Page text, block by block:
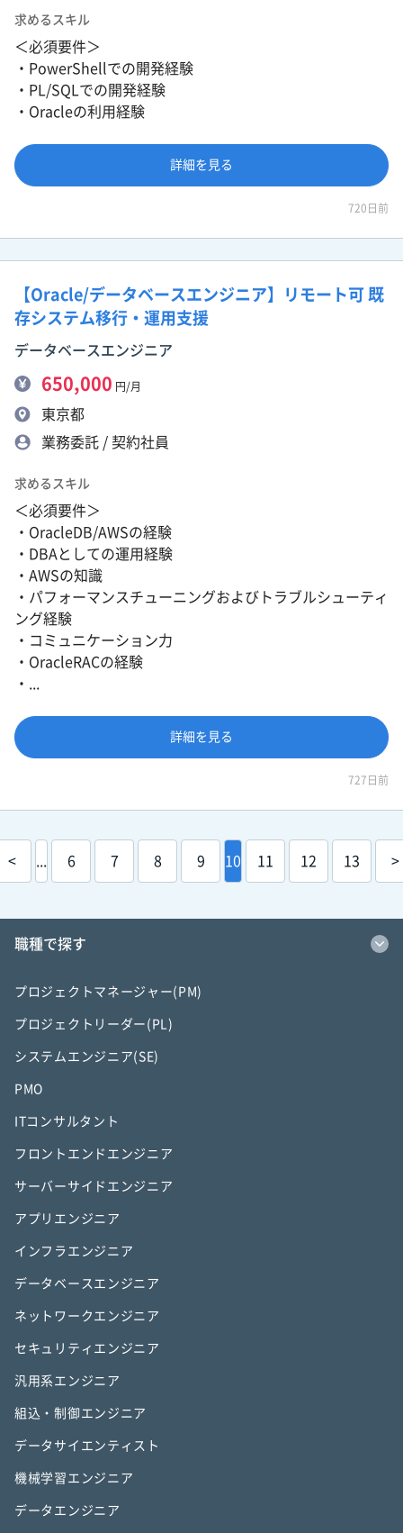
求めるスキル
＜必須要件＞
・PowerShellでの開発経験
・PL/SQLでの開発経験
・Oracleの利用経験
詳細を見る
720日前
【Oracle/データベースエンジニア】リモート可 既
存システム移行・運用支援
データベースエンジニア
650,000 円/月
東京都
業務委託 / 契約社員
求めるスキル
＜必須要件＞
・OracleDB/AWSの経験
・DBAとしての運用経験
・AWSの知識
・パフォーマンスチューニングおよびトラブルシューティ
ング経験
・コミュニケーション力
・OracleRACの経験
・...
詳細を見る
727日前
< 6 7 8 9 10 11 12 13 >
職種で探す
プロジェクトマネージャー(PM)
プロジェクトリーダー(PL)
システムエンジニア(SE)
PMO
ITコンサルタント
フロントエンドエンジニア
サーバーサイドエンジニア
アプリエンジニア
インフラエンジニア
データベースエンジニア
ネットワークエンジニア
セキュリティエンジニア
汎用系エンジニア
組込・制御エンジニア
データサイエンティスト
機械学習エンジニア
データエンジニア